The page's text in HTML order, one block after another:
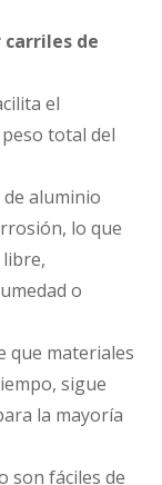
de
el
total del
de aluminio
lo que
o
que materiales
sigue
la mayoría
son fáciles de